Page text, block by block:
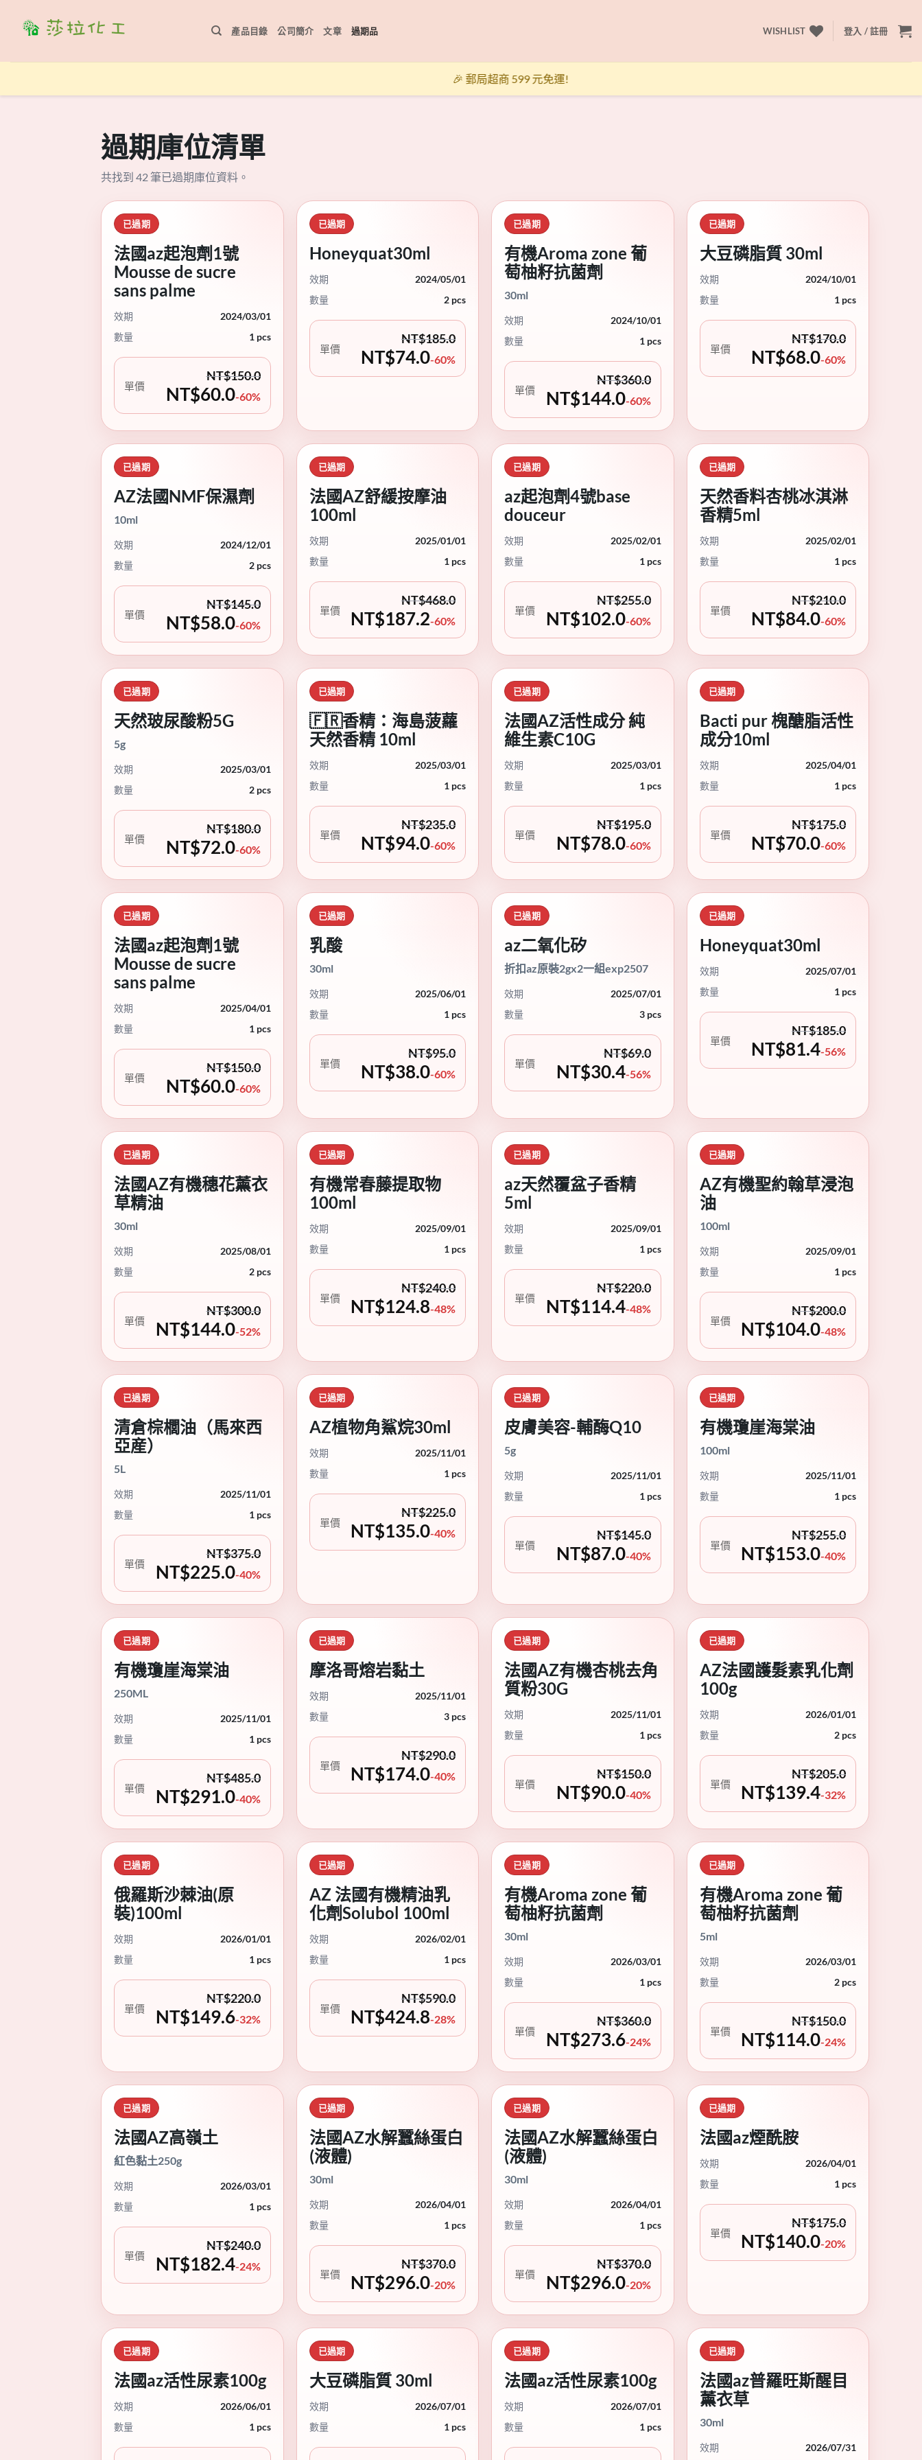
產品目錄 公司簡介 文章 過期品 WISHLIST 登入 / 註冊
🎉 郵局超商 599 元免運!
過期庫位清單
共找到 42 筆已過期庫位資料。
已過期
法國az起泡劑1號
Mousse de sucre
sans palme
效期
2024/03/01
數量
1 pcs
單價
NT$150.0
NT$60.0-60%
已過期
Honeyquat30ml
效期
2024/05/01
數量
2 pcs
單價
NT$185.0
NT$74.0-60%
已過期
有機Aroma zone 葡
萄柚籽抗菌劑
30ml
效期
2024/10/01
數量
1 pcs
單價
NT$360.0
NT$144.0-60%
已過期
大豆磷脂質 30ml
效期
2024/10/01
數量
1 pcs
單價
NT$170.0
NT$68.0-60%
已過期
AZ法國NMF保濕劑
10ml
效期
2024/12/01
數量
2 pcs
單價
NT$145.0
NT$58.0-60%
已過期
法國AZ舒緩按摩油
100ml
效期
2025/01/01
數量
1 pcs
單價
NT$468.0
NT$187.2-60%
已過期
az起泡劑4號base
douceur
效期
2025/02/01
數量
1 pcs
單價
NT$255.0
NT$102.0-60%
已過期
天然香料杏桃冰淇淋
香精5ml
效期
2025/02/01
數量
1 pcs
單價
NT$210.0
NT$84.0-60%
已過期
天然玻尿酸粉5G
5g
效期
2025/03/01
數量
2 pcs
單價
NT$180.0
NT$72.0-60%
已過期
🇫🇷香精：海島菠蘿
天然香精 10ml
效期
2025/03/01
數量
1 pcs
單價
NT$235.0
NT$94.0-60%
已過期
法國AZ活性成分 純
維生素C10G
效期
2025/03/01
數量
1 pcs
單價
NT$195.0
NT$78.0-60%
已過期
Bacti pur 槐醣脂活性
成分10ml
效期
2025/04/01
數量
1 pcs
單價
NT$175.0
NT$70.0-60%
已過期
法國az起泡劑1號
Mousse de sucre
sans palme
效期
2025/04/01
數量
1 pcs
單價
NT$150.0
NT$60.0-60%
已過期
乳酸
30ml
效期
2025/06/01
數量
1 pcs
單價
NT$95.0
NT$38.0-60%
已過期
az二氧化矽
折扣az原裝2gx2一組exp2507
效期
2025/07/01
數量
3 pcs
單價
NT$69.0
NT$30.4-56%
已過期
Honeyquat30ml
效期
2025/07/01
數量
1 pcs
單價
NT$185.0
NT$81.4-56%
已過期
法國AZ有機穗花薰衣
草精油
30ml
效期
2025/08/01
數量
2 pcs
單價
NT$300.0
NT$144.0-52%
已過期
有機常春藤提取物
100ml
效期
2025/09/01
數量
1 pcs
單價
NT$240.0
NT$124.8-48%
已過期
az天然覆盆子香精
5ml
效期
2025/09/01
數量
1 pcs
單價
NT$220.0
NT$114.4-48%
已過期
AZ有機聖約翰草浸泡
油
100ml
效期
2025/09/01
數量
1 pcs
單價
NT$200.0
NT$104.0-48%
已過期
清倉棕櫚油（馬來西
亞産）
5L
效期
2025/11/01
數量
1 pcs
單價
NT$375.0
NT$225.0-40%
已過期
AZ植物角鯊烷30ml
效期
2025/11/01
數量
1 pcs
單價
NT$225.0
NT$135.0-40%
已過期
皮膚美容-輔酶Q10
5g
效期
2025/11/01
數量
1 pcs
單價
NT$145.0
NT$87.0-40%
已過期
有機瓊崖海棠油
100ml
效期
2025/11/01
數量
1 pcs
單價
NT$255.0
NT$153.0-40%
已過期
有機瓊崖海棠油
250ML
效期
2025/11/01
數量
1 pcs
單價
NT$485.0
NT$291.0-40%
已過期
摩洛哥熔岩黏土
效期
2025/11/01
數量
3 pcs
單價
NT$290.0
NT$174.0-40%
已過期
法國AZ有機杏桃去角
質粉30G
效期
2025/11/01
數量
1 pcs
單價
NT$150.0
NT$90.0-40%
已過期
AZ法國護髮素乳化劑
100g
效期
2026/01/01
數量
2 pcs
單價
NT$205.0
NT$139.4-32%
已過期
俄羅斯沙棘油(原
裝)100ml
效期
2026/01/01
數量
1 pcs
單價
NT$220.0
NT$149.6-32%
已過期
AZ 法國有機精油乳
化劑Solubol 100ml
效期
2026/02/01
數量
1 pcs
單價
NT$590.0
NT$424.8-28%
已過期
有機Aroma zone 葡
萄柚籽抗菌劑
30ml
效期
2026/03/01
數量
1 pcs
單價
NT$360.0
NT$273.6-24%
已過期
有機Aroma zone 葡
萄柚籽抗菌劑
5ml
效期
2026/03/01
數量
2 pcs
單價
NT$150.0
NT$114.0-24%
已過期
法國AZ高嶺土
紅色黏土250g
效期
2026/03/01
數量
1 pcs
單價
NT$240.0
NT$182.4-24%
已過期
法國AZ水解蠶絲蛋白
(液體)
30ml
效期
2026/04/01
數量
1 pcs
單價
NT$370.0
NT$296.0-20%
已過期
法國AZ水解蠶絲蛋白
(液體)
30ml
效期
2026/04/01
數量
1 pcs
單價
NT$370.0
NT$296.0-20%
已過期
法國az煙酰胺
效期
2026/04/01
數量
1 pcs
單價
NT$175.0
NT$140.0-20%
已過期
法國az活性尿素100g
效期
2026/06/01
數量
1 pcs
已過期
大豆磷脂質 30ml
效期
2026/07/01
數量
1 pcs
已過期
法國az活性尿素100g
效期
2026/07/01
數量
1 pcs
已過期
法國az普羅旺斯醒目
薰衣草
30ml
效期 2026/07/31